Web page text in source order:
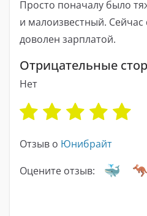
Просто поначалу было
и малоизвестный.
доволен зарплатой.
Отрицательные
Нет
Отзыв о Юнибрайт
Оцените отзыв: